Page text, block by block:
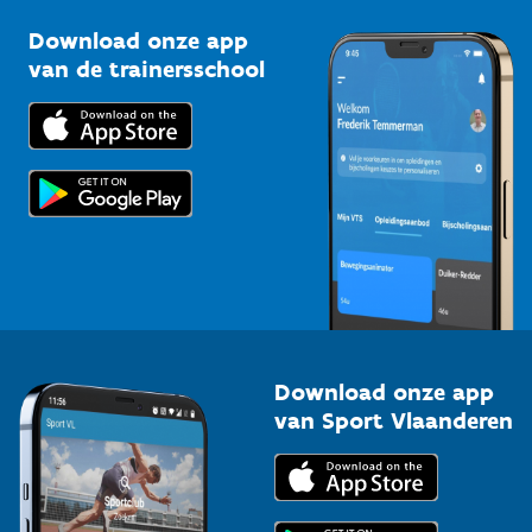
Bedrijven
Trainers en begeleiders
Topsporters
Kennisplatform
Downloads
Voor de pers
Download onze app
van de trainersschool
Download onze app
van Sport Vlaanderen